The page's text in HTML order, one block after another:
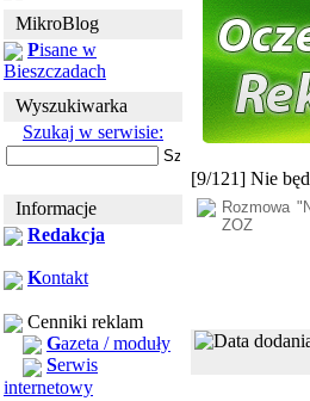
MikroBlog
Pisane w
Bieszczadach
Wyszukiwarka
Szukaj w serwisie:
Informacje
Redakcja
Kontakt
Cenniki reklam
Gazeta / moduły
Serwis
internetowy
[9/121] Nie
Rozmowa
ZOZ